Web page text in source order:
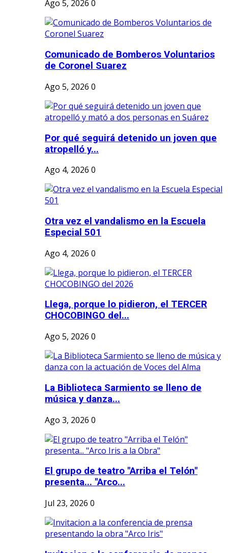
Ago 5, 2026 0
Comunicado de Bomberos Voluntarios
de Coronel Suarez
Ago 5, 2026 0
Por qué seguirá detenido un joven que
atropelló y...
Ago 4, 2026 0
Otra vez el vandalismo en la Escuela
Especial 501
Ago 4, 2026 0
Llega, porque lo pidieron, el TERCER
CHOCOBINGO del...
Ago 5, 2026 0
La Biblioteca Sarmiento se lleno de
música y danza...
Ago 3, 2026 0
El grupo de teatro "Arriba el Telón"
presenta... "Arco...
Jul 23, 2026 0